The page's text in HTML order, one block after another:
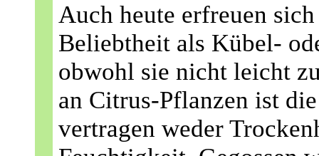
Auch heute erfreuen
Beliebtheit als Kübel-
obwohl sie nicht leicht
an Citrus-Pflanzen ist
vertragen weder